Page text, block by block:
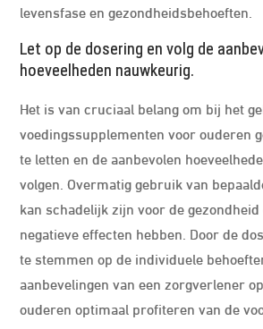
levensfase en gezondheidsbehoeften.
Let op de dosering en volg de
hoeveelheden nauwkeurig.
Het is van cruciaal belang om bij het
voedingssupplementen voor ouderen
te letten en de aanbevolen
volgen. Overmatig gebruik van
kan schadelijk zijn voor de
negatieve effecten hebben. Door de
te stemmen op de individuele
aanbevelingen van een zorgverlener
ouderen optimaal profiteren van de